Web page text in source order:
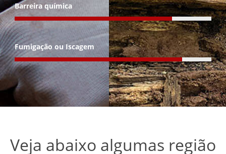
Barreira química
Fumigação ou Iscagem
Veja abaixo algumas região